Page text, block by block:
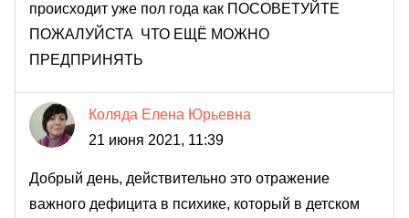
происходит уже пол года как ПОСОВЕТУЙТЕ
ПОЖАЛУЙСТА ЧТО ЕЩЁ МОЖНО
ПРЕДПРИНЯТЬ
Коляда Елена Юрьевна
21 июня 2021, 11:39
Добрый день, действительно это отражение
важного дефицита в психике, который в детском